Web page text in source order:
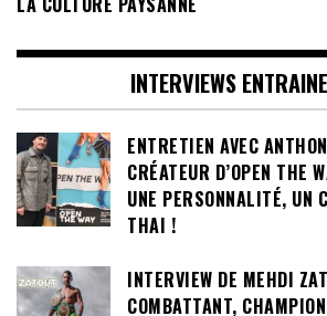
INTERVIEWS
ENTRETIEN AVEC
CRÉATEUR D’OPEN THE
UNE PERSONNALITÉ, UN
THAI !
INTERVIEW DE MEHDI
COMBATTANT,